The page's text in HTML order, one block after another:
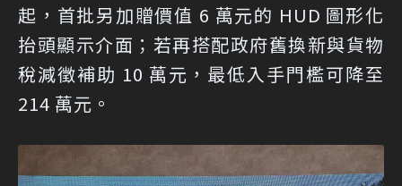
起，首批另加贈價值 6 萬元的 HUD 圖形化
抬頭顯示介面；若再搭配政府舊換新與貨物
稅減徵補助 10 萬元，最低入手門檻可降至
214 萬元。